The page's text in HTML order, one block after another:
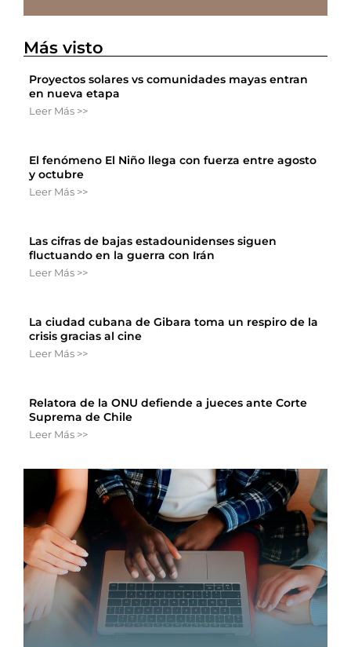
Más visto
Proyectos solares vs comunidades mayas entran
en nueva etapa
Leer Más >>
El fenómeno El Niño llega con fuerza entre agosto
y octubre
Leer Más >>
Las cifras de bajas estadounidenses siguen
fluctuando en la guerra con Irán
Leer Más >>
La ciudad cubana de Gibara toma un respiro de la
crisis gracias al cine
Leer Más >>
Relatora de la ONU defiende a jueces ante Corte
Suprema de Chile
Leer Más >>